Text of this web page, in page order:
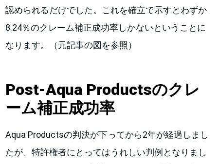
認められるだけでした。これを確立で示すとわずか
8.24％のクレーム補正成功率しかないということに
なります。（元記事の図を参照）
Post-Aqua Productsのクレ
ーム補正成功率
Aqua Productsの判決が下ってから2年が経過しまし
たが、特許権者にとってはうれしい判例となりまし